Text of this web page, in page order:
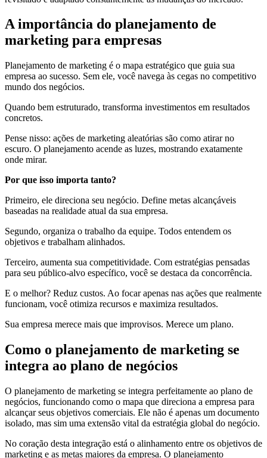
A importância do planejamento de
marketing para empresas
Planejamento de marketing é o mapa estratégico que guia sua
empresa ao sucesso. Sem ele, você navega às cegas no competitivo
mundo dos negócios.
Quando bem estruturado, transforma investimentos em resultados
concretos.
Pense nisso: ações de marketing aleatórias são como atirar no
escuro. O planejamento acende as luzes, mostrando exatamente
onde mirar.
Por que isso importa tanto?
Primeiro, ele direciona seu negócio. Define metas alcançáveis
baseadas na realidade atual da sua empresa.
Segundo, organiza o trabalho da equipe. Todos entendem os
objetivos e trabalham alinhados.
Terceiro, aumenta sua competitividade. Com estratégias pensadas
para seu público-alvo específico, você se destaca da concorrência.
E o melhor? Reduz custos. Ao focar apenas nas ações que realmente
funcionam, você otimiza recursos e maximiza resultados.
Sua empresa merece mais que improvisos. Merece um plano.
Como o planejamento de marketing se
integra ao plano de negócios
O planejamento de marketing se integra perfeitamente ao plano de
negócios, funcionando como o mapa que direciona a empresa para
alcançar seus objetivos comerciais. Ele não é apenas um documento
isolado, mas sim uma extensão vital da estratégia global do negócio.
No coração desta integração está o alinhamento entre os objetivos de
marketing e as metas maiores da empresa. O planejamento